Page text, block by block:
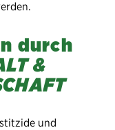
durch
&
und